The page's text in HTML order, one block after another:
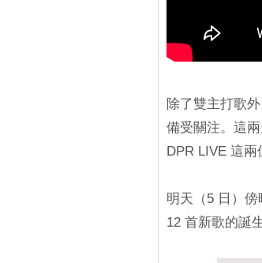
除了雙主打歌
備受關注。這
DPR LIVE 這兩
明天（5 日）
12 首新歌的誕